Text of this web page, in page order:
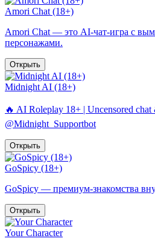
Amori Chat (18+)
Amori Chat — это AI-чат-игра с
персонажами.
Открыть
Midnight AI (18+)
🔥 AI Roleplay 18+ | Uncensored
@Midnight_Supportbot
Открыть
GoSpicy (18+)
GoSpicy — премиум-знакомства
Открыть
Your Character